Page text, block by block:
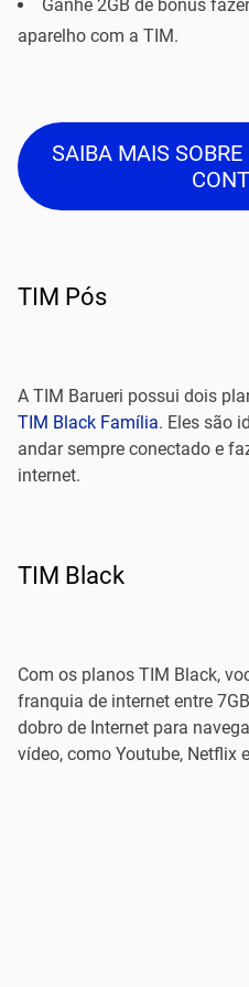
Ganhe 2GB de bônus
aparelho com a TIM.
SAIBA MAIS
TIM Pós
A TIM Barueri possui dois
TIM Black Família. Eles são
andar sempre conectado e
internet.
TIM Black
Com os planos TIM Black,
franquia de internet entre
dobro de Internet para
vídeo, como Youtube, Netflix